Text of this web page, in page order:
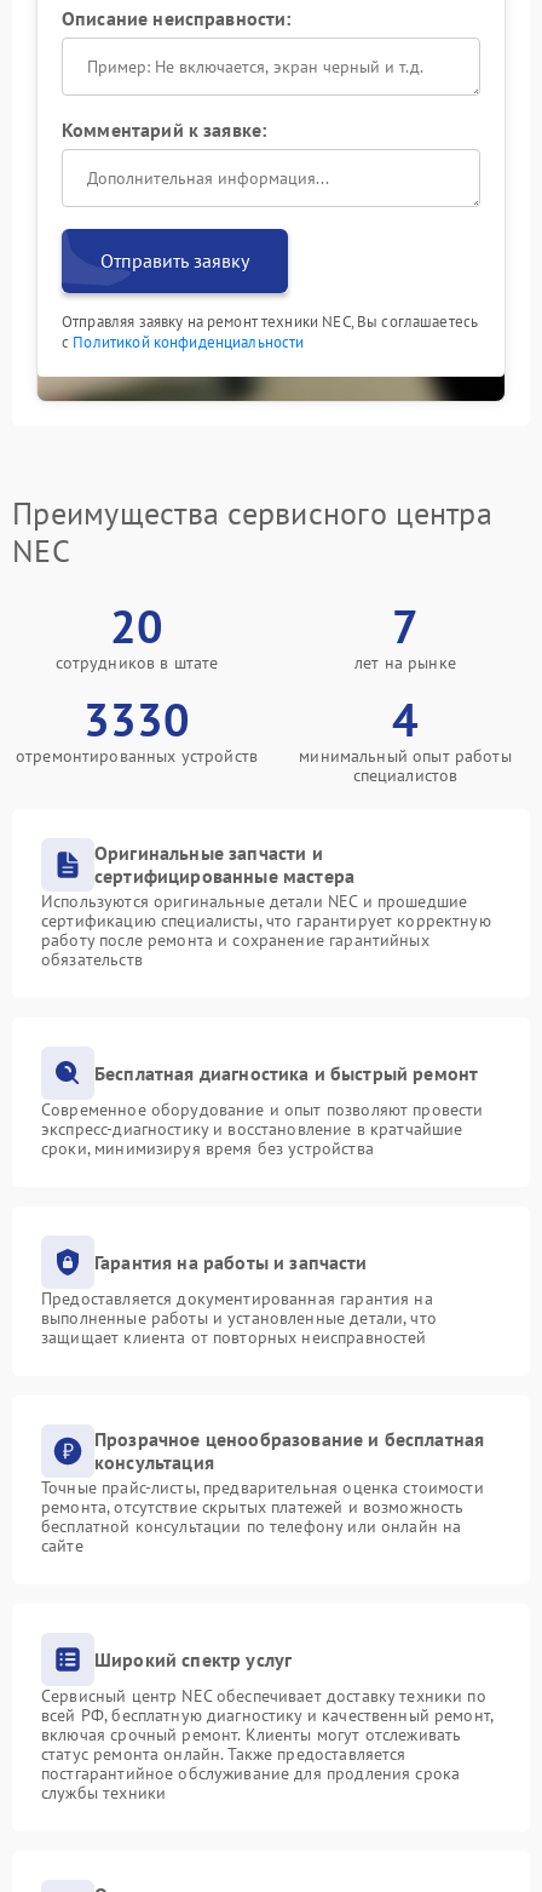
Описание неисправности:
Комментарий к заявке:
Отправить заявку
Отправляя заявку на ремонт техники NEC, Вы соглашаетесь
с Политикой конфиденциальности
Преимущества сервисного центра
NEC
20
сотрудников в штате
7
лет на рынке
3330
отремонтированных устройств
4
минимальный опыт работы
специалистов
Оригинальные запчасти и
сертифицированные мастера
Используются оригинальные детали NEC и прошедшие
сертификацию специалисты, что гарантирует корректную
работу после ремонта и сохранение гарантийных
обязательств
Бесплатная диагностика и быстрый ремонт
Современное оборудование и опыт позволяют провести
экспресс-диагностику и восстановление в кратчайшие
сроки, минимизируя время без устройства
Гарантия на работы и запчасти
Предоставляется документированная гарантия на
выполненные работы и установленные детали, что
защищает клиента от повторных неисправностей
Прозрачное ценообразование и бесплатная
консультация
Точные прайс-листы, предварительная оценка стоимости
ремонта, отсутствие скрытых платежей и возможность
бесплатной консультации по телефону или онлайн на
сайте
Широкий спектр услуг
Сервисный центр NEC обеспечивает доставку техники по
всей РФ, бесплатную диагностику и качественный ремонт,
включая срочный ремонт. Клиенты могут отслеживать
статус ремонта онлайн. Также предоставляется
постгарантийное обслуживание для продления срока
службы техники